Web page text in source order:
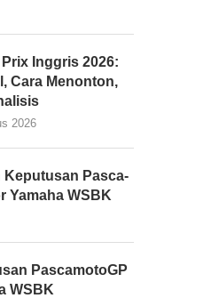
Inggris 2026:
Cara Menonton,
2026
Keputusan Pasca-
Yamaha WSBK
PascamotoGP
WSBK